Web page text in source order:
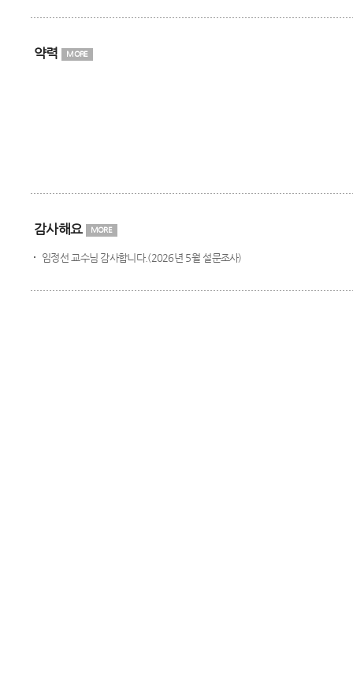
약력 MORE
감사해요 MORE
임정선 교수님 감사합니다.(2026년 5월 설문조사)